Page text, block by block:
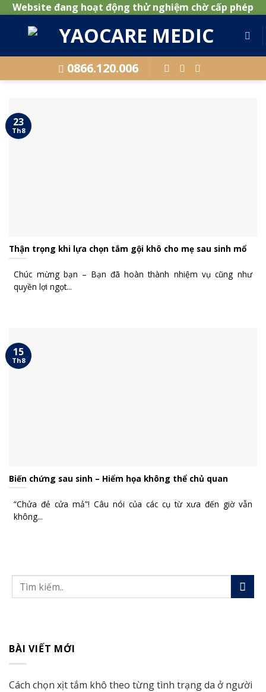
Website đang hoạt động thử nghiệm chờ cấp phép
0866.120.006
BÀI VIẾT MỚI
Cách chọn xịt tắm khô theo từng tình trạng da ở người
Thận trọng khi lựa chọn tắm gội khô cho mẹ sau sinh mổ
Chúc mừng bạn – Bạn đã hoàn thành nhiệm vụ cũng như
quyền lợi ngọt...
23
Th8
Biến chứng sau sinh – Hiểm họa không thể chủ quan
“Chửa đẻ cửa mả”! Câu nói của các cụ từ xưa đến giờ vẫn
không...
15
Th8